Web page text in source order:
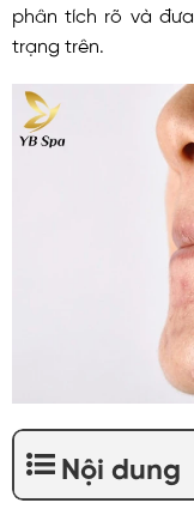
phân tích rõ và
trạng trên.
Nội dung